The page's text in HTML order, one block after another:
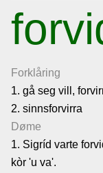
Forklåring
1. gå seg vill,
2. sinnsforvirra
Døme
1. Sigríd varte
kòr 'u va'.
Om
vallemålet
Gjestebok
Nyhende